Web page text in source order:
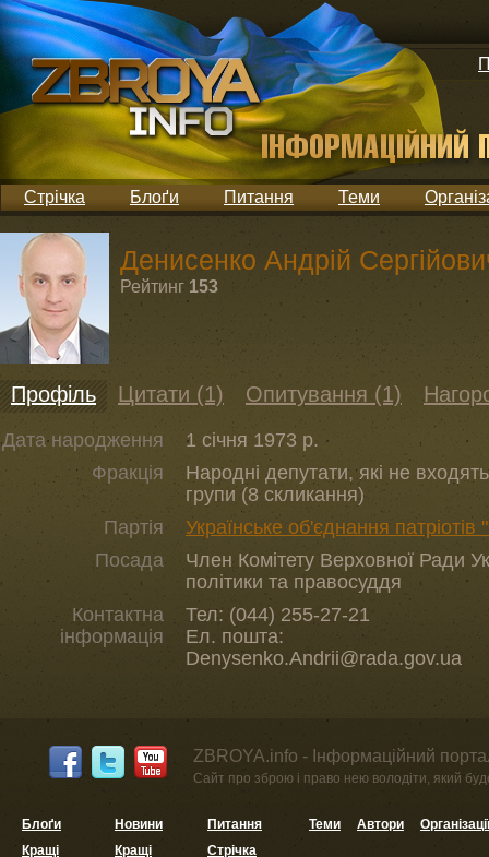
Стрічка Блоґи Питання Теми
Денисенко Андрій
Рейтинг 153
Профіль Цитати (1) Опитування (1)
Дата народження
1 січня 1973 р.
Фракція
Народні депутати, які не
групи (8 скликання)
Партія
Українське об'єднання
Посада
Член Комітету Верховної Ради
політики та правосуддя
Контактна
інформація
Тел: (044) 255-27-21
Ел. пошта:
Denysenko.Andrii@rada.gov.ua
ZBROYA.info - Інформаційний
Сайт про зброю і право нею володіти, який
Блоґи
Кращі
Новини
Кращі
Питання
Стрічка
Теми Автори